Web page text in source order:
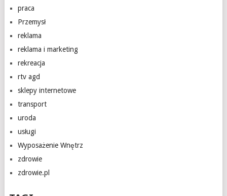
praca
Przemysł
reklama
reklama i marketing
rekreacja
rtv agd
sklepy internetowe
transport
uroda
usługi
Wyposażenie Wnętrz
zdrowie
zdrowie.pl